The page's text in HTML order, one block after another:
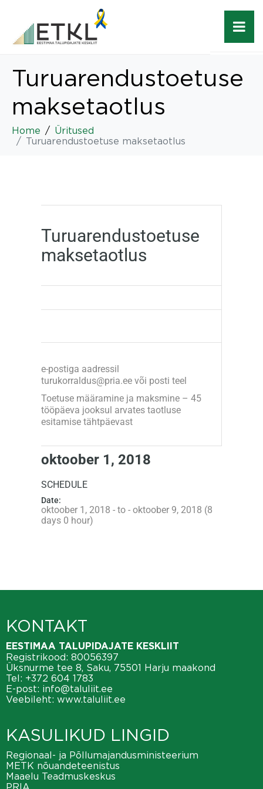
Turuarendustoetuse
maksetaotlus
Home
Üritused
Turuarendustoetuse maksetaotlus
Turuarendustoetuse
maksetaotlus
e-postiga aadressil
turukorraldus@pria.ee või posti teel
Toetuse määramine ja maksmine – 45
tööpäeva jooksul arvates taotluse
esitamise tähtpäevast
oktoober 1, 2018
SCHEDULE
Date:
oktoober 1, 2018 - to - oktoober 9, 2018 (8
days 0 hour)
KONTAKT
EESTIMAA TALUPIDAJATE KESKLIIT
Registrikood: 80056397
Üksnurme tee 8, Saku, 75501 Harju maakond
Tel: +372 604 1783
E-post: info@taluliit.ee
Veebileht: www.taluliit.ee
KASULIKUD LINGID
Regionaal- ja Põllumajandusministeerium
METK nõuandeteenistus
Maaelu Teadmuskeskus
PRIA